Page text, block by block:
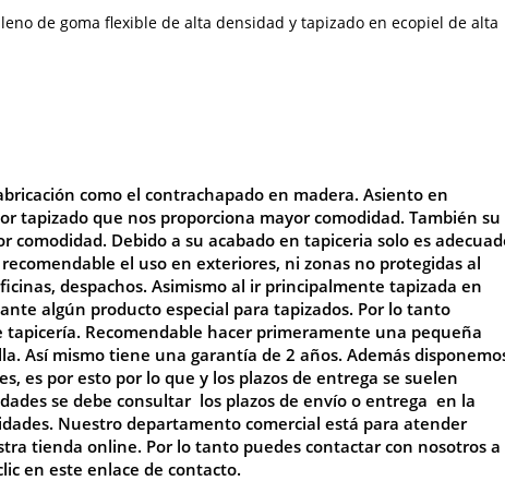
de goma flexible de alta densidad y tapizado en ecopiel de alta
como el contrachapado en madera. Asiento en
tapizado que nos proporciona mayor comodidad. También su
comodidad. Debido a su acabado en tapiceria solo es
el uso en exteriores, ni zonas no protegidas al
despachos. Asimismo al ir principalmente tapizada en
algún producto especial para tapizados. Por lo tanto
Recomendable hacer primeramente una pequeña
. Así mismo tiene una garantía de 2 años. Además
es por esto por lo que y los plazos de entrega se suelen
se debe consultar los plazos de envío o entrega en la
Nuestro departamento comercial está para atender
tienda online. Por lo tanto puedes contactar con nosotros a
en este enlace de contacto.